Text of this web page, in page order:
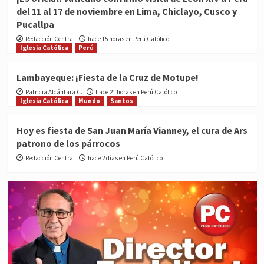
del 11 al 17 de noviembre en Lima, Chiclayo, Cusco y
Pucallpa
Redacción Central
hace 15 horas en Perú Católico
Iglesia Católica
Perú
Lambayeque: ¡Fiesta de la Cruz de Motupe!
Patricia Alcántara C.
hace 21 horas en Perú Católico
Iglesia Católica
Mundo Santos
Hoy es fiesta de San Juan María Vianney, el cura de Ars
patrono de los párrocos
Redacción Central hace 2 días en Perú Católico